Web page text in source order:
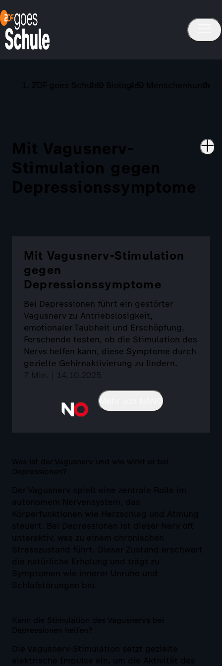
ZDF goes Schule Biologie Menschenkunde
Mit Vagusnerv-
Stimulation gegen
Depressionssymptome
Mit Vagusnerv-Stimulation
gegen
Depressionssymptome
Bei Depressionen führt ein gestörter
Vagusnerv zu Antriebslosigkeit,
emotionaler Taubheit und Erschöpfung.
Forschende testen, ob die Stimulation des
Nervs helfen kann, diese Symptome durch
gezielte Gehirnaktivierung zu lindern.
7 Min. | 14.10.2025
Mehr von NANO
Was ist der Vagusnerv und wie wirkt er bei
Depressionen?
Der Vagusnerv spielt eine zentrale Rolle im
autonomem Nervensystem, das
Körperfunktionen wie Herzschlag und Atmung
steuert. Bei Depressionen ist dieser Nerv oft
unteraktiv, was zu einem chronischen
Stresszustand führt. Dieser Zustand erschwert
die natürliche Erholung und trägt zu
Symptomen wie innerer Unruhe und
Schlafstörungen bei.
Kann die Stimulation des Vagusnervs bei
Depressionen helfen?
Die Vagusnerv-Stimulation setzt gezielte
elektrische Impulse ein, um die Aktivität des